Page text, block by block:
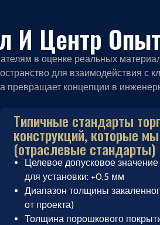
И Центр
в оценке реальных
для взаимодействия с
превращает концепции в
Типичные стандарты
конструкций, которые
(отраслевые стандарты)
Целевое допусковое
для установки: +0,5 мм
Диапазон толщины
от проекта)
Толщина порошкового